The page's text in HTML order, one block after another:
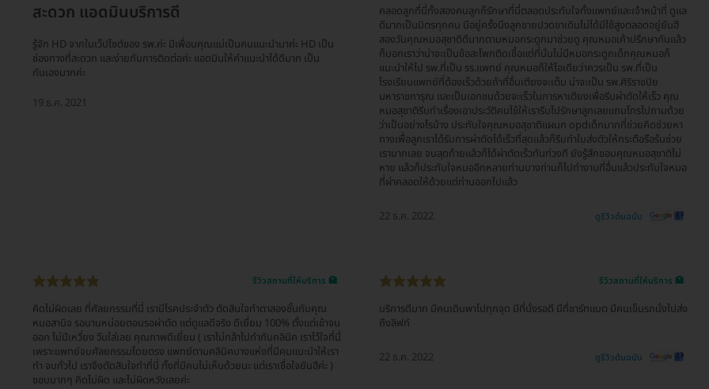
สะดวก แอดมินบริการดี
รู้จัก HD จากในเว็ปไซต์ของ รพ.ค่ะ มีเพื่อนคุณแม่เป็นคนแนะนำมาค่ะ HD เป็น
ช่องทางที่สะดวก และง่ายกับการติดต่อค่ะ แอดมินให้คำแนะนำได้ดีมาก เป็น
กันเองมากค่ะ
19 ธ.ค. 2021
คลอดลูกที่นี่ทั้งสองคนลูกก็รักษาที่นี่ตลอดประทับใจทั้งแพทย์และเจ้าหน้าที่ ดูแล
ดีมากเป็นมิตรทุกคน มีอยู่ครั้งนึงลูกชายปวดขาเดินไม่ได้มีไข้สูงตลอดอยู่ยันฮี
สองวันคุณหมอสุชาติดีมากตามหมอกระดูกมาช่วยดู คุณหมอเค้าปรึกษากันแล้ว
ก็บอกเราว่าน่าจะเป็นข้อสะโพกติดเชื้อแต่ที่นั่นไม่มีหมอกระดูกเด็กคุณหมอก็
แนะนำให้ไป รพ.ที่เป็น รร.แพทย์ คุณหมอก็ให้ไอเดียว่าควรเป็น รพ.ที่เป็น
โรงเรียนแพทย์ที่ต้องเร็วด้วยถ้าที่อื่นเตียงจะเต็ม น่าจะเป็น รพ.ศิริราชปิย
มหาราชการุณ และเป็นเอกชนด้วยจะเร็วในการหาเตียงเพื่อรีบผ่าตัดให้เร็ว คุณ
หมอสุชาติรีบทำเรื่องเอาประวัติคนไข้ให้เรารีบไปรักษาลูกเลยแถมโทรไปถามด้วย
ว่าเป็นอย่างไรบ้าง ประทับใจคุณหมอสุชาติแผนก opdเด็กมากที่ช่วยคิดช่วยหา
ทางเพื่อลูกเราได้รับการผ่าตัดได้เร็วที่สุดแล้วก็รีบทำใบส่งตัวให้กระตือรือร้นช่วย
เรามากเลย จนสุดท้ายแล้วก็ได้ผ่าตัดเร็วทันท่วงที ยังรู้สึกขอบคุณหมอสุชาติไม่
หาย แล้วก็ประทับใจหมออีกหลายท่านบางท่านก็ไปทำงานที่อื่นแล้วประทับใจหมอ
ที่ผ่าคลอดให้ด้วยแต่ท่านออกไปแล้ว
22 ธ.ค. 2022 ดูรีวิวต้นฉบับ
รีวิวสถานที่ให้บริการ 🏥
คิดไม่ผิดเลย ที่ศัลยกรรมที่นี่ เรามีโรคประจำตัว ตัดสินใจทำตาสองชั้นกับคุณ
หมอสานิจ รอนานหน่อยตอนรอผ่าตัด แต่ดูแลดีจริง ดีเยี่ยม 100% ตั้งแต่เข้าจน
ออก ไม่มีเหวี่ยง วีนใส่เลย คุณภาพดีเยี่ยม ( เราไม่กล้าไปทำกับคลินิค เราไว้ใจที่นี่
เพราะแพทย์จบศัลยกรรมโดยตรง แพทย์ตามคลินิคบางแห่งที่มีคนแนะนำให้เรา
ทำ จบทั่วไป เราจึงตัดสินใจทำที่นี่ ทั้งที่มีคนไม่เห็นด้วยนะ แต่เราเชื่อใจยันฮีค่ะ )
ชอบมากๆ คิดไม่ผิด และไม่ผิดหวังเลยค่ะ
รีวิวสถานที่ให้บริการ 🏥
บริการดีมาก มีคนเดินพาไปทุกจุด มีที่นั่งรอดี มีที่ชาร์ทแบต มีคนเข็นรถนั่งไปส่ง
ถึงลิฟท์
22 ธ.ค. 2022 ดูรีวิวต้นฉบับ